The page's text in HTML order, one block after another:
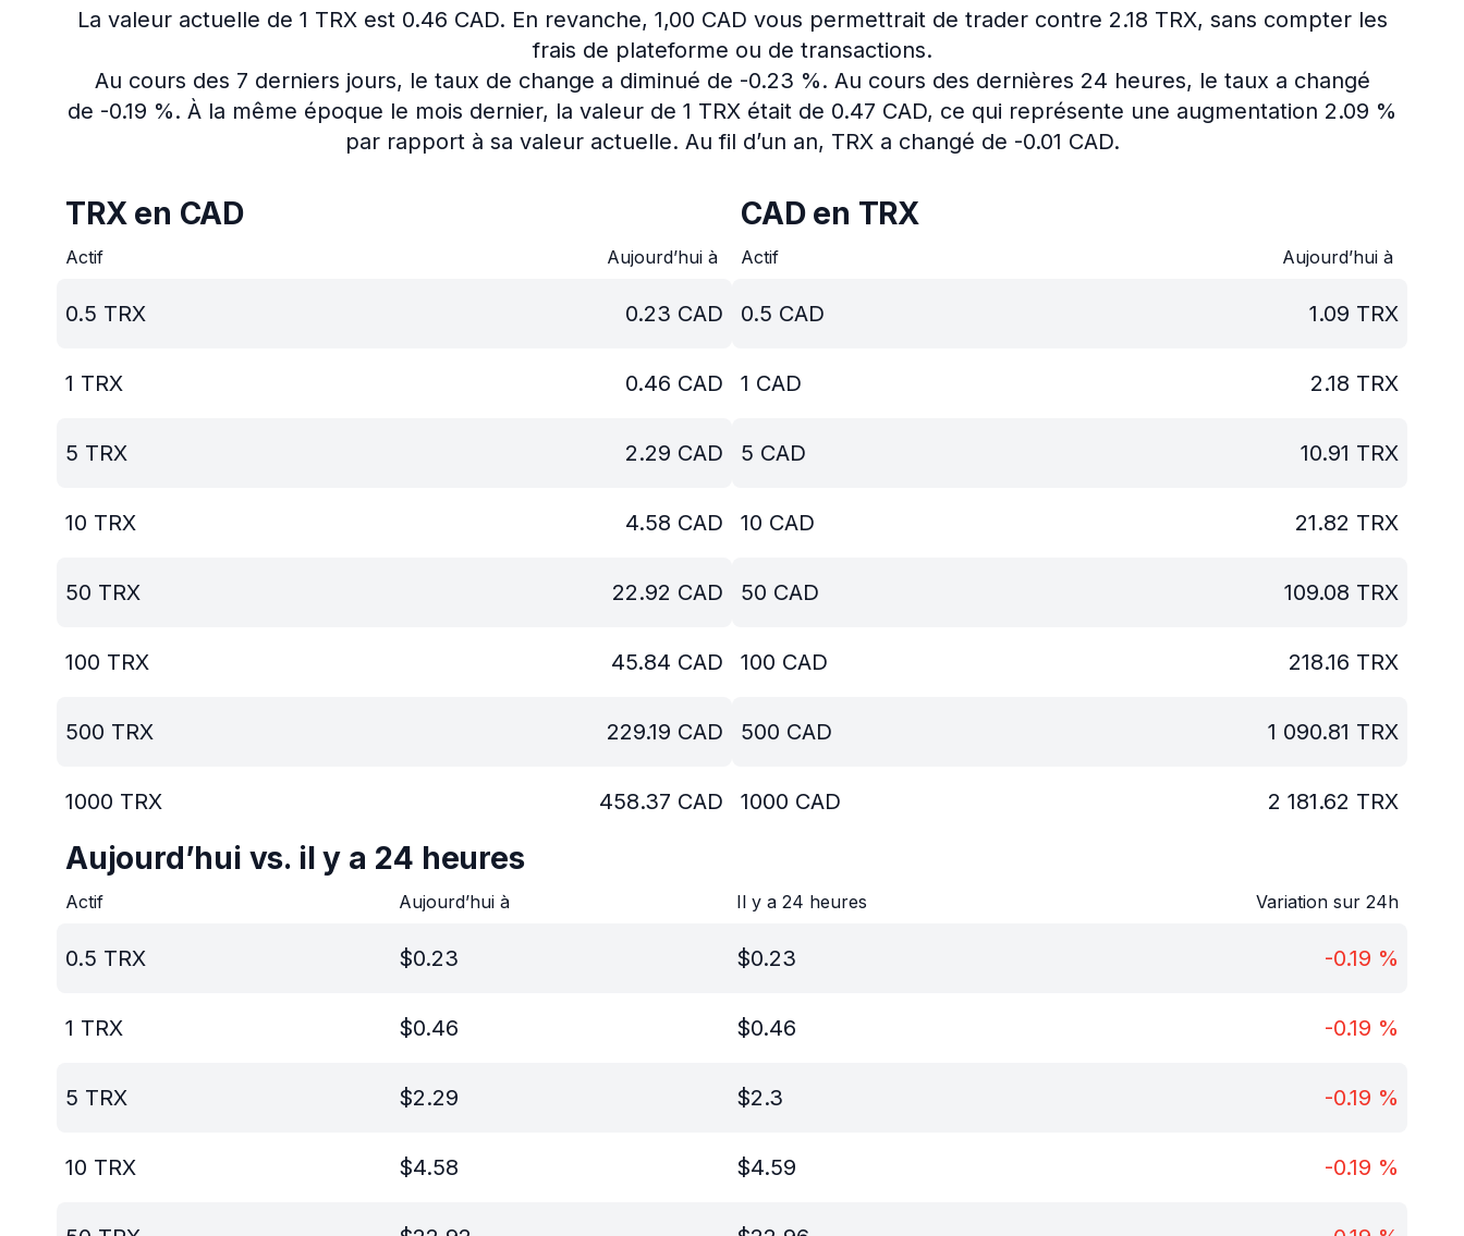
La valeur actuelle de 1 TRX est 0.46 CAD. En revanche, 1,00 CAD vous permettrait de trader contre 2.18 TRX, sans compter les
frais de plateforme ou de transactions.
Au cours des 7 derniers jours, le taux de change a diminué de -0.23 %. Au cours des dernières 24 heures, le taux a changé
de -0.19 %. À la même époque le mois dernier, la valeur de 1 TRX était de 0.47 CAD, ce qui représente une augmentation 2.09 %
par rapport à sa valeur actuelle. Au fil d’un an, TRX a changé de -0.01 CAD.
TRX en CAD
Actif Aujourd’hui à
0.5 TRX 0.23 CAD
1 TRX 0.46 CAD
5 TRX 2.29 CAD
10 TRX 4.58 CAD
50 TRX 22.92 CAD
100 TRX 45.84 CAD
500 TRX 229.19 CAD
1000 TRX 458.37 CAD
CAD en TRX
Actif Aujourd’hui à
0.5 CAD 1.09 TRX
1 CAD 2.18 TRX
5 CAD 10.91 TRX
10 CAD 21.82 TRX
50 CAD 109.08 TRX
100 CAD 218.16 TRX
500 CAD 1 090.81 TRX
1000 CAD 2 181.62 TRX
Aujourd’hui vs. il y a 24 heures
Actif Aujourd’hui à Il y a 24 heures Variation sur 24h
0.5 TRX $0.23 $0.23 -0.19 %
1 TRX $0.46 $0.46 -0.19 %
5 TRX $2.29 $2.3 -0.19 %
10 TRX $4.58 $4.59 -0.19 %